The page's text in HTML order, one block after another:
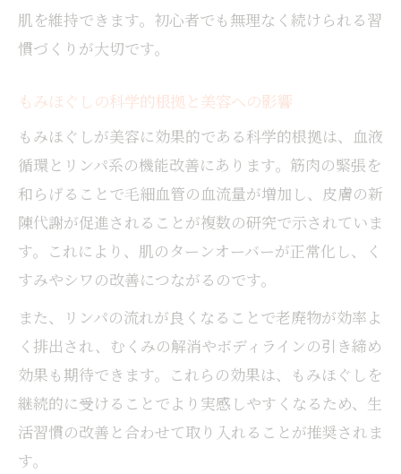
肌を維持できます。初心者でも無理なく続けられる習
慣づくりが大切です。
もみほぐしの科学的根拠と美容への影響
もみほぐしが美容に効果的である科学的根拠は、血液
循環とリンパ系の機能改善にあります。筋肉の緊張を
和らげることで毛細血管の血流量が増加し、皮膚の新
陳代謝が促進されることが複数の研究で示されていま
す。これにより、肌のターンオーバーが正常化し、く
すみやシワの改善につながるのです。
また、リンパの流れが良くなることで老廃物が効率よ
く排出され、むくみの解消やボディラインの引き締め
効果も期待できます。これらの効果は、もみほぐしを
継続的に受けることでより実感しやすくなるため、生
活習慣の改善と合わせて取り入れることが推奨されま
す。